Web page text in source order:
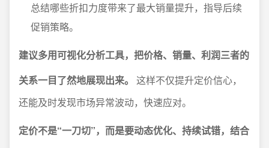
总结哪些折扣力度带来了最大销量提升，指导后续
促销策略。
建议多用可视化分析工具，把价格、销量、利润三者的
关系一目了然地展现出来。
这样不仅提升定价信心，
还能及时发现市场异常波动，快速应对。
定价不是“一刀切”，而是要动态优化、持续试错，结合